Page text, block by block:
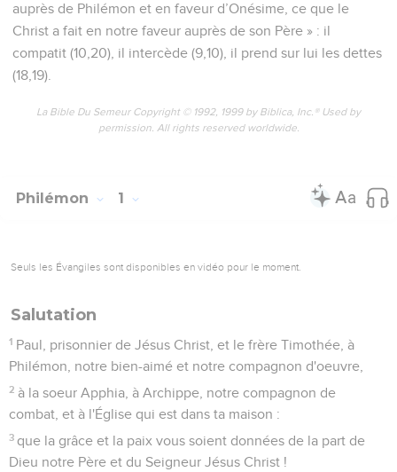
auprès de Philémon et en faveur d’Onésime, ce que le
Christ a fait en notre faveur auprès de son Père » : il
compatit (10,20), il intercède (9,10), il prend sur lui les dettes
(18,19).
La Bible Du Semeur Copyright © 1992, 1999 by Biblica, Inc.® Used by
permission. All rights reserved worldwide.
Philémon 1
Seuls les Évangiles sont disponibles en vidéo pour le moment.
Salutation
1 Paul, prisonnier de Jésus Christ, et le frère Timothée, à
Philémon, notre bien-aimé et notre compagnon d'oeuvre,
2 à la soeur Apphia, à Archippe, notre compagnon de
combat, et à l'Église qui est dans ta maison :
3 que la grâce et la paix vous soient données de la part de
Dieu notre Père et du Seigneur Jésus Christ !